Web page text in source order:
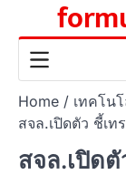
content
Home
เทคโน
สจล.เปิดตัว ชี้เท
สจล.เปิดตั